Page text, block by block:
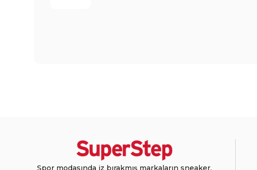
Spor modasında iz bırakmış markaların sneaker,